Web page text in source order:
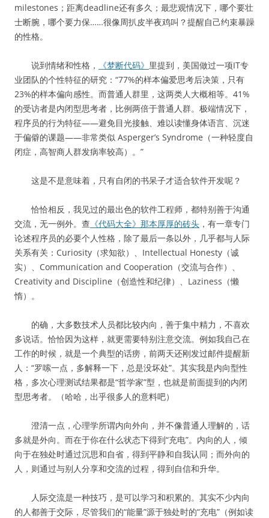
milestones；距离deadline还有多久；最悲观情况下，哪个要壮
士断腕，哪个要力保……很像周扒皮半夜鸡叫？提醒自己约束暴躁
的性格。
说到情绪和性格， 《梦断代码》 里提到，美国做过一项IT专
业团队的个性特征的研究：“77%的样本偏爱思考后决策，只有
23%的样本偏向感性。而普通人群里，这两类人大概相等。41%
的受访者是内闭型思考者，比例两倍于普通人群。极端情况下，
程序员的行为特征——避免目光接触、难以读懂身体语言、沉迷
于偏僻的课题——非常类似 Asperger’s Syndrome（一种轻度自
闭症，高智商人群发病率较高）。”
这是不是意味着，只有自闭的书呆子才适合软件开发呢？
恰恰相反，我见过的最出色的软件工程师，都特别善于沟通
交流，无一例外。查 《代码大全》那本厚厚的砖头 ，有一章专门
论述程序员的必要个人性格，除了最后一条以外，几乎都与人际
关系有关：Curiosity（求知欲）、Intellectual Honesty（诚
实）、Communication and Cooperation（交流与合作）、
Creativity and Discipline（创造性和纪律）、Laziness（懒
惰）。
的确，大多数技术人员都比较内向，善于集中精力，不喜欢
多说话。恰恰因为这样，就更需要特别注意交流。例如我自己在
工作的时候，就是一个典型的话痨，前两天还刚发过邮件提醒新
人：“罗嗦一点，多解释一下，总是没坏处”。其实我是内向型性
格，多次心理测试结果都是“哲学家”型，也就是前面提到的内闭
型思考者。（哈哈，出乎很多人的意料吧）
澄清一点，心理学所谓内向外向，并不像普通人理解的，话
多就是外向。而在于你在什么状态下得到“充电”。内向的人，倾
向于在独处时通过沉思和自省，得到平静和自我认同；而外向的
人，则通过与别人分享和交流的过程，得到自信和升华。
人际交流是一种技巧，是可以学习和积累的。其实不少内向
的人都善于交际，尽管我们的“能量”源于独处时的“充电”（例如读